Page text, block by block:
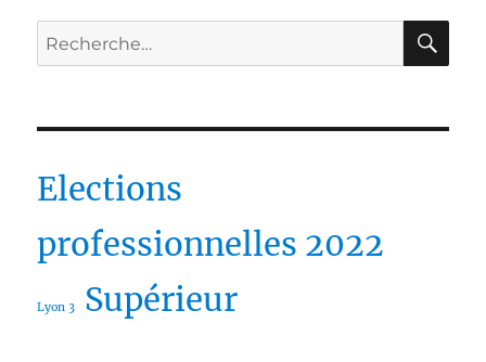
Recherche
pour :
Elections
professionnelles 2022
Lyon 3 Supérieur